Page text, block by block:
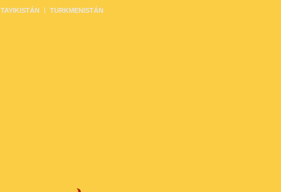
TAYIKISTÁN TURKMENISTÁN